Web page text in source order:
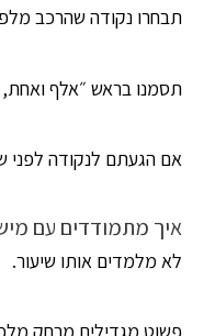
תבחרו נקודה שהרכב
תסמנו בראש ״אלף ואחת,
אם הגעתם לנקודה לפני
איך מתמודדים עם
לא מלמדים אותו שיעור.